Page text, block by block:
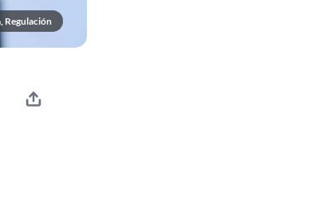
Regulación